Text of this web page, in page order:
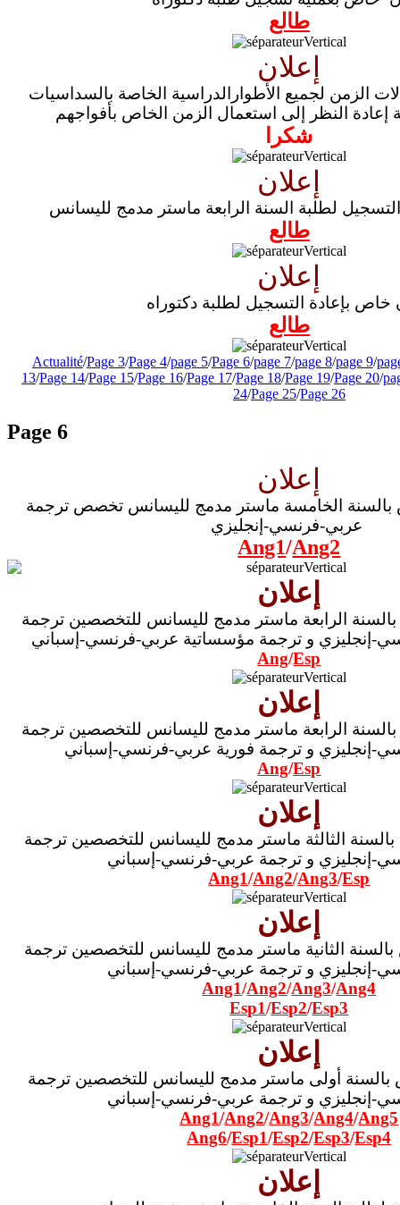
طالع
إعلان
الزمن لجميع الأطوارالدراسية الخاصة بالسداسيات
إعادة النظر إلى استعمال الزمن الخاص بأفواجهم
شكرا
إعلان
لطلبة السنة الرابعة ماستر مدمج لليسانس
طالع
إعلان
خاص بإعادة التسجيل لطلبة دكتوراه
طالع
Actualité/Page 3/Page 4/page 5/Page 6/page 7/page 8/page 9/
13/Page 14/Page 15/Page 16/Page 17/Page 18/Page 19/Page 20/
24/Page 25/Page 26
Page 6
إعلان
بالسنة الخامسة ماستر مدمج لليسانس تخصص ترجمة
Ang1/Ang2
إعلان
الرابعة ماستر مدمج لليسانس للتخصصين ترجمة
إنجليزي و ترجمة مؤسساتية عربي-فرنسي-إسباني
Ang/Esp
إعلان
الرابعة ماستر مدمج لليسانس للتخصصين ترجمة
إنجليزي و ترجمة فورية عربي-فرنسي-إسباني
Ang/Esp
إعلان
الثالثة ماستر مدمج لليسانس للتخصصين ترجمة
إنجليزي و ترجمة عربي-فرنسي-إسباني
Ang1/Ang2/Ang3/Esp
إعلان
الثانية ماستر مدمج لليسانس للتخصصين ترجمة
إنجليزي و ترجمة عربي-فرنسي-إسباني
Ang1/Ang2/Ang3/Ang4
Esp1/Esp2/Esp3
إعلان
بالسنة أولى ماستر مدمج لليسانس للتخصصين ترجمة
إنجليزي و ترجمة عربي-فرنسي-إسباني
Ang1/Ang2/Ang3/Ang4/Ang5
Ang6/Esp1/Esp2/Esp3/Esp4
إعلان